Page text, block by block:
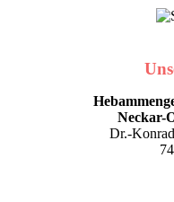
Neckar-
Dr.-